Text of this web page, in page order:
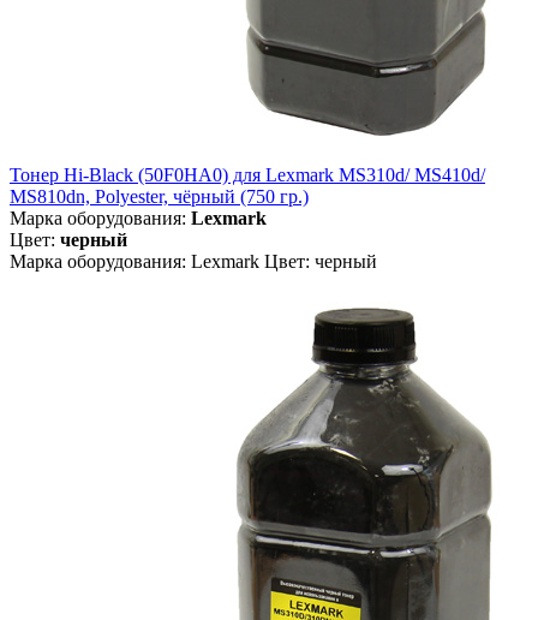
Тонер Hi-Black (50F0HA0) для Lexmark MS310d/ MS410d/
MS810dn, Polyester, чёрный (750 гр.)
Марка оборудования: Lexmark
Цвет: черный
Марка оборудования: Lexmark Цвет: черный